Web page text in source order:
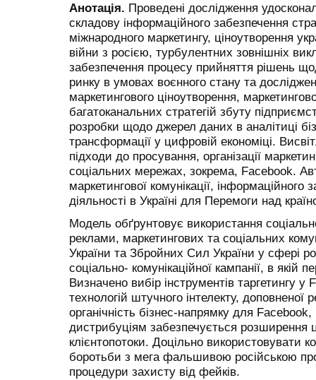
Анотація. Проведені дослідження
складову інформаційного забезпечення
міжнародного маркетингу, ціноутворення
війни з росією, турбулентних зовнішніх
забезпечення процесу прийняття рішень
ринку в умовах воєнного стану та
маркетингового ціноутворення,
багатоканальних стратегій збуту
розробки щодо джерел даних в аналітиці
трансформації у цифровій економіці.
підходи до просування, організації
соціальних мережах, зокрема, Facebook.
маркетингової комунікації, інформаційного
діяльності в Україні для Перемоги над
Модель обґрунтовує використання
реклами, маркетингових та соціальних
України та Збройних Сил України у сфері
соціально- комунікаційної кампанії, в якій
Визначено вибір інструментів таргетингу
технологій штучного інтелекту, доповненої
органічність бізнес-напрямку для
дистрибуціям забезпечується розширення
клієнтопотоки. Доцільно використовувати
боротьби з мега фальшивою російською
процедури захисту від фейків.